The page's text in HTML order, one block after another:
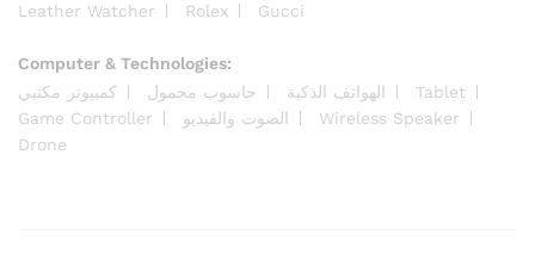
Leather Watcher
Rolex Gucci
Computer & Technologies:
كمبيوتر مكتبي
حاسوب محمول الهواتف الذكية
Tablet
Game Controller
الصوت والفيديو
Wireless Speaker
Drone